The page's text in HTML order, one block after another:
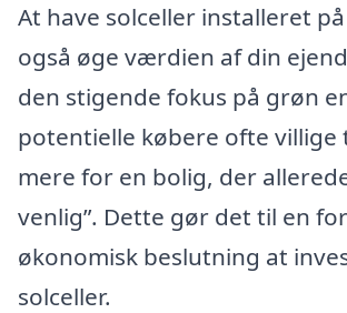
At have solceller installeret
også øge værdien af din
den stigende fokus på grøn
potentielle købere ofte villige
mere for en bolig, der
venlig”. Dette gør det til en
økonomisk beslutning at
solceller.